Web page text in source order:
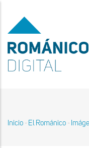
contenido
principal
Sobrescribir
Inicio - El Románico -